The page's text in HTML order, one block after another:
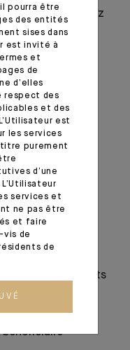
de CA Indosuez
SA et
Thaler SA
des virements
: Indosuez
la vérification
bénéficiaire
pourra être
des entités
sises dans
est invité à
et
de
d’elles
respect des
et des
est
les services
purement
d’une
services et
ne pas être
et faire
vis de
de